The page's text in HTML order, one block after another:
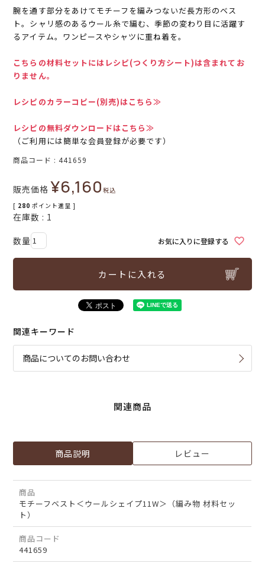
腕を通す部分をあけてモチーフを編みつないだ長方形のベス
ト。シャリ感のあるウール糸で編む、季節の変わり目に活躍す
るアイテム。ワンピースやシャツに重ね着を。
こちらの材料セットにはレシピ(つくり方シート)は含まれてお
りません。
レシピのカラーコピー(別売)はこちら≫
レシピの無料ダウンロードはこちら≫
（ご利用には簡単な会員登録が必要です）
商品コード 441659
販売価格 ¥6,160税込
[ 280 ポイント進呈 ]
在庫数 1
お気に入りに登録する
カートに入れる
関連キーワード
商品についてのお問い合わせ
関連商品
商品説明 レビュー
商品
モチーフベスト＜ウールシェイプ11W＞（編み物 材料セッ
ト）
商品コード
441659